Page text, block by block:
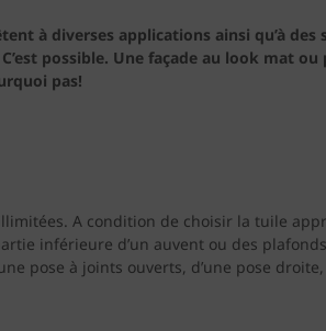
à diverses applications ainsi qu’à
possible. Une façade au look mat
pas!
A condition de choisir la tuile
inférieure d’un auvent ou des
pose à joints ouverts, d’une pose